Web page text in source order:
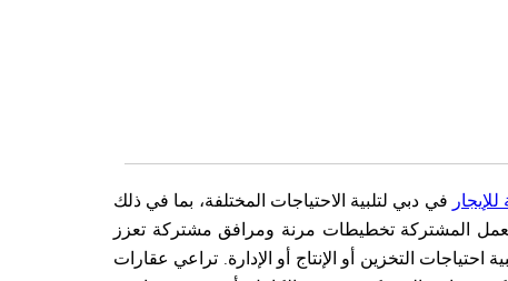
في دبي لتلبية الاحتياجات المختلفة، بما في ذلك
العمل المشتركة تخطيطات مرنة ومرافق مشتركة تعزز
احتياجات التخزين أو الإنتاج أو الإدارة. تراعي عقارات